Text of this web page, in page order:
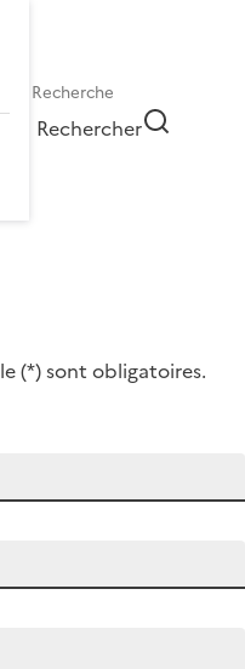
Rechercher
(*) sont obligatoires.